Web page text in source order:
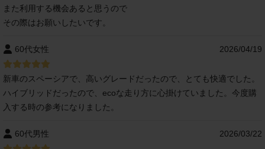
また利用する機会あると思うので
その際はお願いしたいです。
60代女性 2026/04/19
新車のスペーシアで、高いグレードだったので、とても快適でした。
ハイブリッドだったので、ecoな走り方に心掛けていました。今度購
入する時の参考になりました。
60代男性 2026/03/22